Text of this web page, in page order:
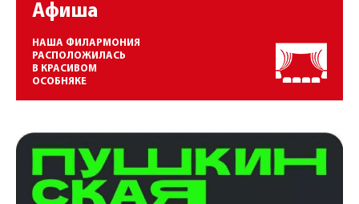
Афиша
НАША ФИЛАРМОНИЯ
РАСПОЛОЖИЛАСЬ
В КРАСИВОМ
ОСОБНЯКЕ